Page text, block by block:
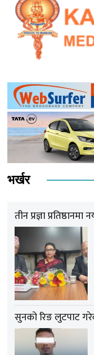
भर्खर
तीन प्रज्ञा
सुनको रिङ लुटपाट